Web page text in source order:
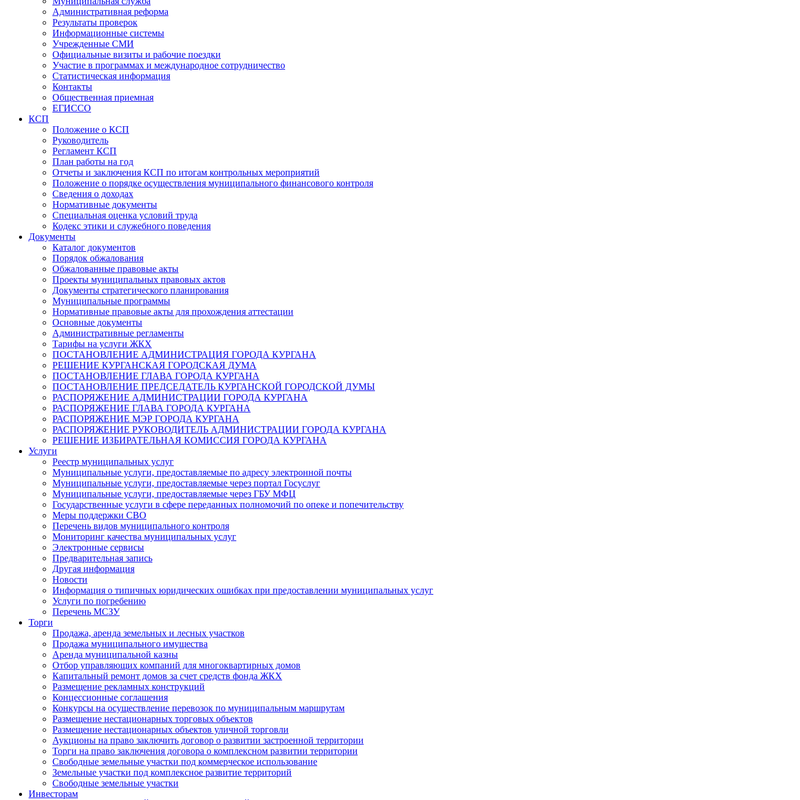
Административная реформа
Результаты проверок
Информационные системы
Учрежденные СМИ
Официальные визиты и рабочие поездки
Участие в программах и международное сотрудничество
Статистическая информация
Контакты
Общественная приемная
ЕГИССО
КСП
Положение о КСП
Руководитель
Регламент КСП
План работы на год
Отчеты и заключения КСП по итогам контрольных мероприятий
Положение о порядке осуществления муниципального финансового контроля
Сведения о доходах
Нормативные документы
Специальная оценка условий труда
Кодекс этики и служебного поведения
Документы
Каталог документов
Порядок обжалования
Обжалованные правовые акты
Проекты муниципальных правовых актов
Документы стратегического планирования
Муниципальные программы
Нормативные правовые акты для прохождения аттестации
Основные документы
Административные регламенты
Тарифы на услуги ЖКХ
ПОСТАНОВЛЕНИЕ АДМИНИСТРАЦИЯ ГОРОДА КУРГАНА
РЕШЕНИЕ КУРГАНСКАЯ ГОРОДСКАЯ ДУМА
ПОСТАНОВЛЕНИЕ ГЛАВА ГОРОДА КУРГАНА
ПОСТАНОВЛЕНИЕ ПРЕДСЕДАТЕЛЬ КУРГАНСКОЙ ГОРОДСКОЙ ДУМЫ
РАСПОРЯЖЕНИЕ АДМИНИСТРАЦИИ ГОРОДА КУРГАНА
РАСПОРЯЖЕНИЕ ГЛАВА ГОРОДА КУРГАНА
РАСПОРЯЖЕНИЕ МЭР ГОРОДА КУРГАНА
РАСПОРЯЖЕНИЕ РУКОВОДИТЕЛЬ АДМИНИСТРАЦИИ ГОРОДА КУРГАНА
РЕШЕНИЕ ИЗБИРАТЕЛЬНАЯ КОМИССИЯ ГОРОДА КУРГАНА
Услуги
Реестр муниципальных услуг
Муниципальные услуги, предоставляемые по адресу электронной почты
Муниципальные услуги, предоставляемые через портал Госуслуг
Муниципальные услуги, предоставляемые через ГБУ МФЦ
Государственные услуги в сфере переданных полномочий по опеке и попечительству
Меры поддержки СВО
Перечень видов муниципального контроля
Мониторинг качества муниципальных услуг
Электронные сервисы
Предварительная запись
Другая информация
Новости
Информация о типичных юридических ошибках при предоставлении муниципальных услуг
Услуги по погребению
Перечень МСЗУ
Торги
Продажа, аренда земельных и лесных участков
Продажа муниципального имущества
Аренда муниципальной казны
Отбор управляющих компаний для многоквартирных домов
Капитальный ремонт домов за счет средств фонда ЖКХ
Размещение рекламных конструкций
Концессионные соглашения
Конкурсы на осуществление перевозок по муниципальным маршрутам
Размещение нестационарных торговых объектов
Размещение нестационарных объектов уличной торговли
Аукционы на право заключить договор о развитии застроенной территории
Торги на право заключения договора о комплексном развитии территории
Свободные земельные участки под коммерческое использование
Земельные участки под комплексное развитие территорий
Свободные земельные участки
Инвесторам